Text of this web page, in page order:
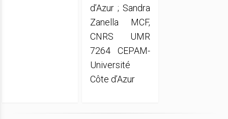
d’Azur ; Sandra
Zanella MCF,
CNRS UMR
7264 CEPAM-
Université
Côte d’Azur